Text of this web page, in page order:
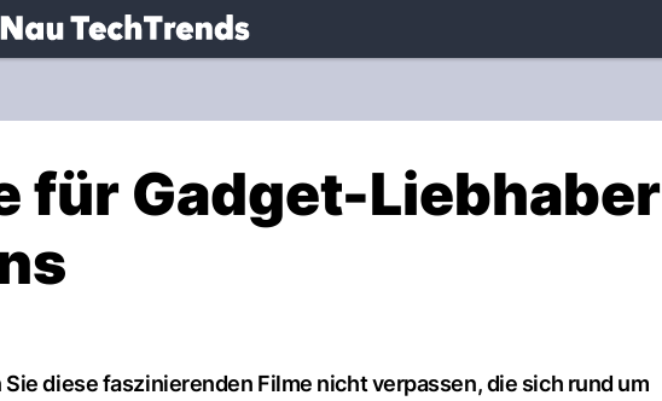
NAU.ch
für Gadget-Liebhaber
diese faszinierenden Filme nicht verpassen, die sich rund um